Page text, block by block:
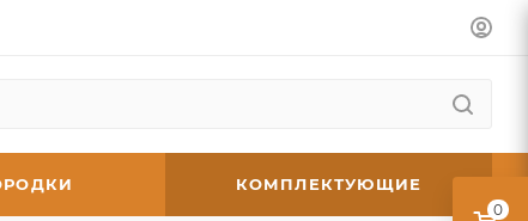
КОМПЛЕКТУЮЩИЕ
0